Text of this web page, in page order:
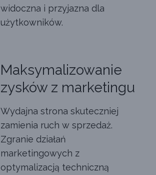
widoczna i przyjazna dla
użytkowników.
Maksymalizowanie
zysków z marketingu
Wydajna strona skuteczniej
zamienia ruch w sprzedaż.
Zgranie działań
marketingowych z
optymalizacją techniczną